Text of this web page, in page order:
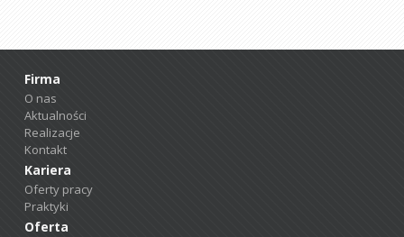
Firma
O nas
Aktualności
Realizacje
Kontakt
Kariera
Oferty pracy
Praktyki
Oferta